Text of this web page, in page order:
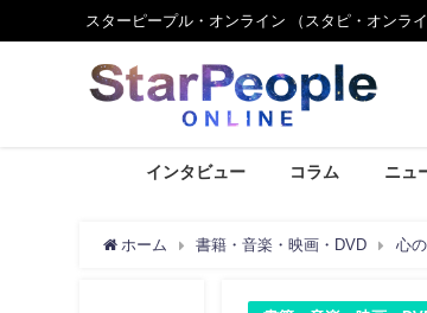
スターピープル・オンライン （スタピ・オンライ
インタビュー コラム ニュ
ホーム 書籍・音楽・映画・DVD 心